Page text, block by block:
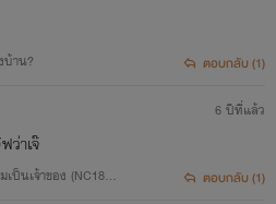
รรย์ - "Dreaming Boy ชายในฝัน"
าน? ตอบกลับ (1)
ว่าเจ๊
6 ปีที่แล้ว
ตอบกลับ (1)